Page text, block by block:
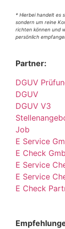
* Hierbei handelt es
sondern um reine
richten können und
persönlich
Partner:
DGUV
DGUV
DGUV V3
Job
E Service
E Check
E Service
E Service
E Check